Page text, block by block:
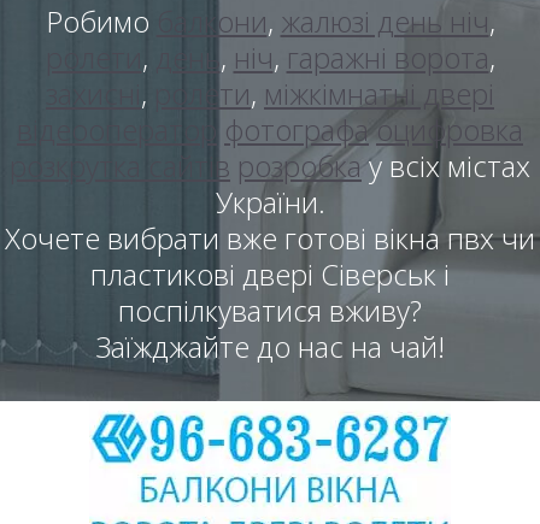
Робимо балкони, жалюзі день ніч,
, день, ніч, гаражні ворота,
, ролети, міжкімнатні двері
відеооператор фотографаоцифровка
розкрутка сайтів розробкау всіх містах
України.
Хочете вибрати вже готові вікна пвх чи
пластикові двері Сіверськ і
поспілкуватися вживу?
Заїжджайте до нас на чай!